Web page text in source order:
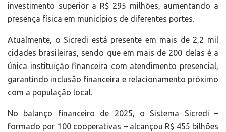
investimento superior a R$ 295 milhões, aumentando a
presença física em municípios de diferentes portes.
Atualmente, o Sicredi está presente em mais de 2,2 mil
cidades brasileiras, sendo que em mais de 200 delas é a
única instituição financeira com atendimento presencial,
garantindo inclusão financeira e relacionamento próximo
com a população local.
No balanço financeiro de 2025, o Sistema Sicredi –
formado por 100 cooperativas – alcançou R$ 455 bilhões